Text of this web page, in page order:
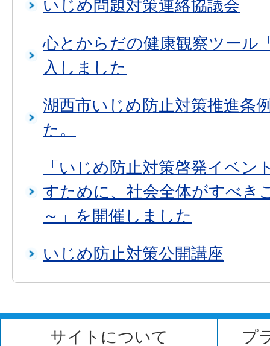
いじめ問題対策連絡協議会
心とからだの健康観察ツール
入しました
湖西市いじめ防止対策推進条
た。
「いじめ防止対策啓発イベン
すために、社会全体がすべき
～」を開催しました
いじめ防止対策公開講座
サイトについて プ